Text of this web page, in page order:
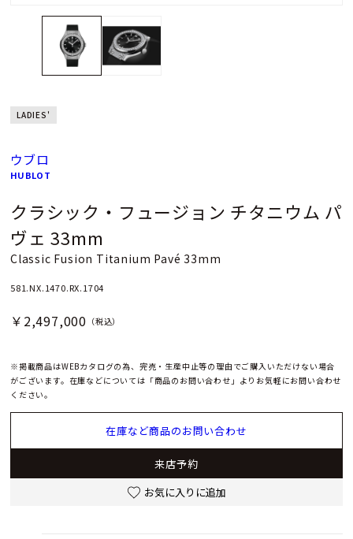
LADIES'
ウブロ
HUBLOT
クラシック・フュージョン チタニウム パ
ヴェ 33mm
Classic Fusion Titanium Pavé 33mm
581.NX.1470.RX.1704
￥2,497,000 （税込）
※掲載商品はWEBカタログの為、完売・生産中止等の理由でご購入いただけない場合
がございます。在庫などについては「商品のお問い合わせ」よりお気軽にお問い合わせ
ください。
在庫など商品のお問い合わせ
来店予約
お気に入りに追加